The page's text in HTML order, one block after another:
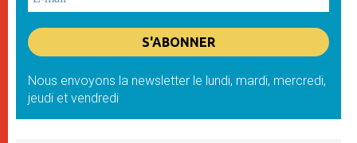
Nous envoyons la newsletter le lundi, mardi, mercredi,
jeudi et vendredi